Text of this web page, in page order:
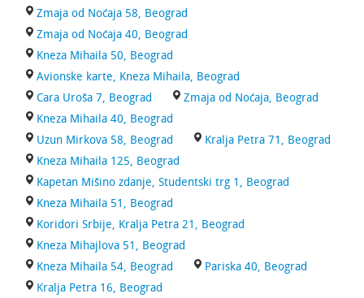
Zmaja od Noćaja 58, Beograd
Zmaja od Noćaja 40, Beograd
Kneza Mihaila 50, Beograd
Avionske karte, Kneza Mihaila, Beograd
Cara Uroša 7, Beograd
Zmaja od Noćaja, Beograd
Kneza Mihaila 40, Beograd
Uzun Mirkova 58, Beograd
Kralja Petra 71, Beograd
Kneza Mihaila 125, Beograd
Kapetan Mišino zdanje, Studentski trg 1, Beograd
Kneza Mihaila 51, Beograd
Koridori Srbije, Kralja Petra 21, Beograd
Kneza Mihajlova 51, Beograd
Kneza Mihaila 54, Beograd
Pariska 40, Beograd
Kralja Petra 16, Beograd